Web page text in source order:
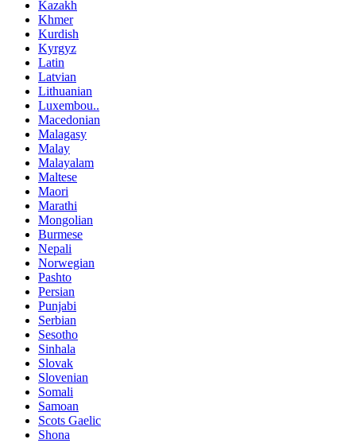
Kazakh
Khmer
Kurdish
Kyrgyz
Latin
Latvian
Lithuanian
Luxembou..
Macedonian
Malagasy
Malay
Malayalam
Maltese
Maori
Marathi
Mongolian
Burmese
Nepali
Norwegian
Pashto
Persian
Punjabi
Serbian
Sesotho
Sinhala
Slovak
Slovenian
Somali
Samoan
Scots Gaelic
Shona